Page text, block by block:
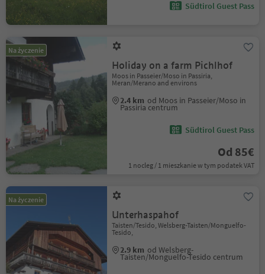
Südtirol Guest Pass
Na życzenie
Holiday on a farm Pichlhof
Moos in Passeier/Moso in Passiria,
Meran/Merano and environs
2.4 km od Moos in Passeier/Moso in
Passiria centrum
Südtirol Guest Pass
Od 85€
1 nocleg / 1 mieszkanie w tym podatek VAT
Na życzenie
Unterhaspahof
Taisten/Tesido, Welsberg-Taisten/Monguelfo-
Tesido,
2.9 km od Welsberg-
Taisten/Monguelfo-Tesido centrum